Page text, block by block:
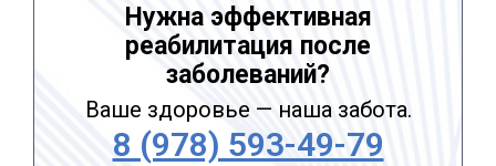
Нужна эффективная
реабилитация после
заболеваний?
Ваше здоровье — наша забота.
8 (978) 593-49-79